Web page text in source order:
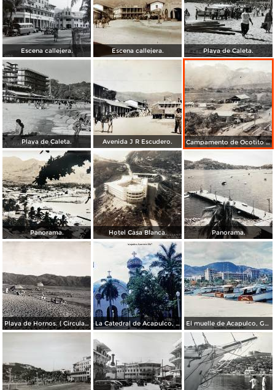
Escena callejera. Escena callejera. Playa de Caleta.
Playa de Caleta. Avenida J R Escudero. Campamento de Ocotito Carretera de Mexico-Acapulco.
Panorama. Hotel Casa Blanca. Panorama.
Playa de Hornos. ( Circulada el 21 de Marzo de 1940 ). La Catedral de Acapulco, Guerrero 1967. El muelle de Acapulco, Guerrero 1967.